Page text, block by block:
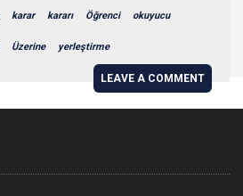
karar kararı Öğrenci okuyucu
Üzerine yerleştirme
LEAVE A COMMENT